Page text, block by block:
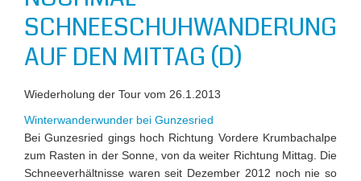
SCHNEESCHUHWANDERUNG
AUF DEN MITTAG (D)
Wiederholung der Tour vom 26.1.2013
Winterwanderwunder bei Gunzesried
Bei Gunzesried gings hoch Richtung Vordere Krumbachalpe
zum Rasten in der Sonne, von da weiter Richtung Mittag. Die
Schneeverhältnisse waren seit Dezember 2012 noch nie so